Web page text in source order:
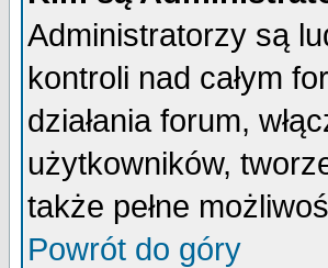
Administratorzy są
kontroli nad całym
działania forum,
użytkowników,
także pełne
Powrót do góry